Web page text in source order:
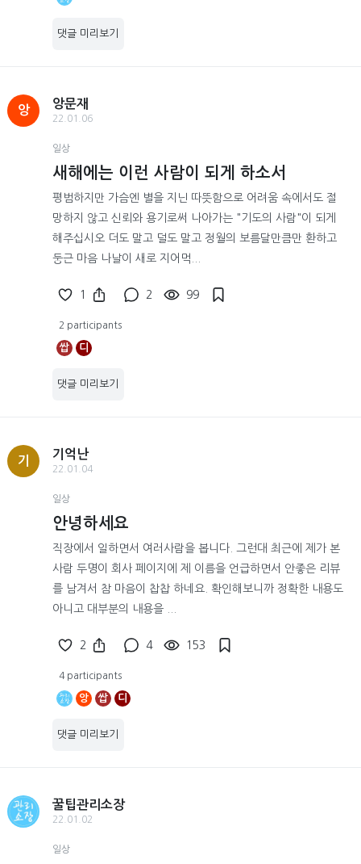
댓글 미리보기
앙
앙문재
22.01.06
일상
새해에는 이런 사람이 되게 하소서
평범하지만 가슴엔 별을 지닌 따뜻함으로 어려움 속에서도 절
망하지 않고 신뢰와 용기로써 나아가는 "기도의 사람"이 되게
해주십시오 더도 말고 덜도 말고 정월의 보름달만큼만 환하고
둥근 마음 나날이 새로 지어먹...
1 2 99
2 participants
쌉 디
댓글 미리보기
기
기억난
22.01.04
일상
안녕하세요
직장에서 일하면서 여러사람을 봅니다. 그런대 최근에 제가 본
사람 두명이 회사 페이지에 제 이름을 언급하면서 안좋은 리뷰
를 남겨서 참 마음이 찹찹 하네요. 확인해보니까 정확한 내용도
아니고 대부분의 내용을 ...
2 4 153
4 participants
앙 쌉 디
댓글 미리보기
꿀팁관리소장
22.01.02
일상